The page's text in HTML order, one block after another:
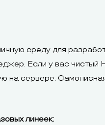
среду для
Если у вас чистый
на сервере.
линеек: